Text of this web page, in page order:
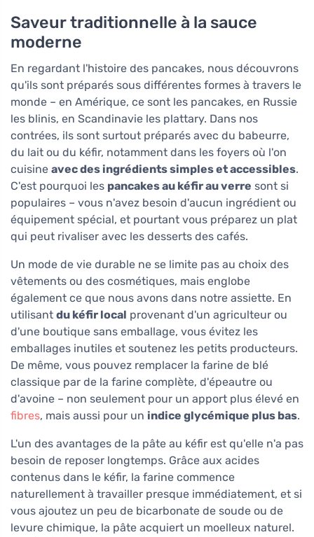
Saveur traditionnelle à la sauce
moderne
En regardant l'histoire des pancakes, nous découvrons
qu'ils sont préparés sous différentes formes à travers le
monde – en Amérique, ce sont les pancakes, en Russie
les blinis, en Scandinavie les plattary. Dans nos
contrées, ils sont surtout préparés avec du babeurre,
du lait ou du kéfir, notamment dans les foyers où l'on
cuisine avec des ingrédients simples et accessibles.
C'est pourquoi les pancakes au kéfir au verre sont si
populaires – vous n'avez besoin d'aucun ingrédient ou
équipement spécial, et pourtant vous préparez un plat
qui peut rivaliser avec les desserts des cafés.
Un mode de vie durable ne se limite pas au choix des
vêtements ou des cosmétiques, mais englobe
également ce que nous avons dans notre assiette. En
utilisant du kéfir local provenant d'un agriculteur ou
d'une boutique sans emballage, vous évitez les
emballages inutiles et soutenez les petits producteurs.
De même, vous pouvez remplacer la farine de blé
classique par de la farine complète, d'épeautre ou
d'avoine – non seulement pour un apport plus élevé en
fibres, mais aussi pour un indice glycémique plus bas.
L'un des avantages de la pâte au kéfir est qu'elle n'a pas
besoin de reposer longtemps. Grâce aux acides
contenus dans le kéfir, la farine commence
naturellement à travailler presque immédiatement, et si
vous ajoutez un peu de bicarbonate de soude ou de
levure chimique, la pâte acquiert un moelleux naturel.